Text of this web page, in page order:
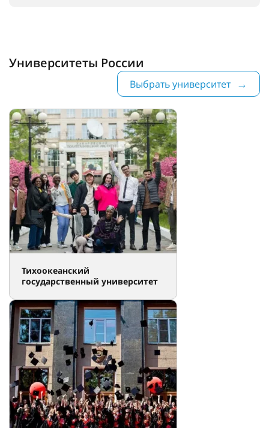
Университеты России
Выбрать университет
Тихоокеанский
государственный университет